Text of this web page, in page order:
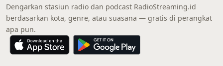
Dengarkan stasiun radio dan podcast RadioStreaming.id
berdasarkan kota, genre, atau suasana — gratis di perangkat
apa pun.